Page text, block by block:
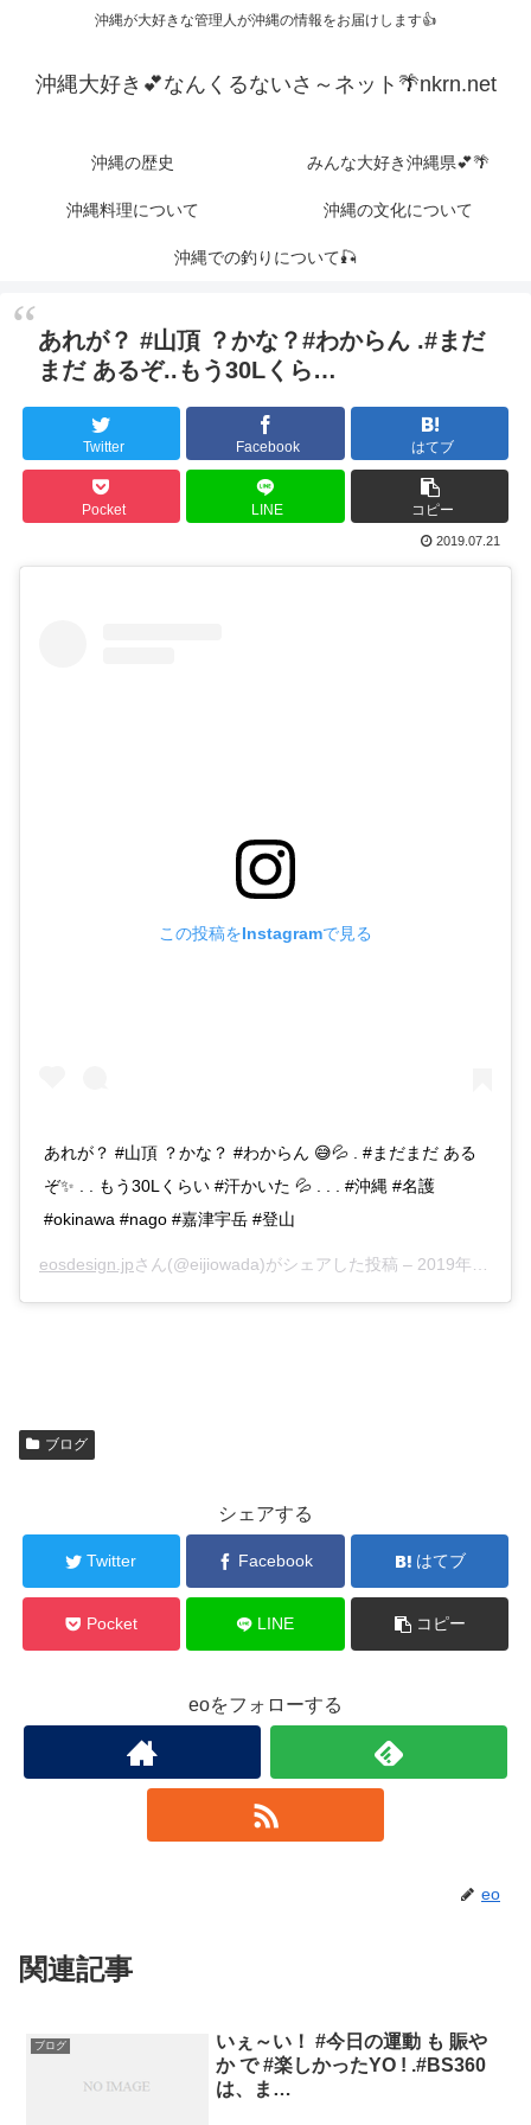
沖縄が大好きな管理人が沖縄の情報をお届けします👍
沖縄大好き💕なんくるないさ～ネット🌴nkrn.net
沖縄の歴史 みんな大好き沖縄県💕🌴
沖縄料理について 沖縄の文化について
沖縄での釣りについて🎣
あれが？ #山頂 ？かな？#わからん .#まだ
まだ あるぞ..もう30Lくら…
Twitter Facebook はてブ
Pocket LINE コピー
2019.07.21
この投稿をInstagramで見る
あれが？ #山頂 ？かな？ #わからん 😅💦 . #まだまだ ある
ぞ✨ . . もう30Lくらい #汗かいた 💦 . . . #沖縄 #名護
#okinawa #nago #嘉津宇岳 #登山
eosdesign.jpさん(@eijiowada)がシェアした投稿 – 2019年Jul月20日pm10時22分PDT
ブログ
シェアする
Twitter Facebook はてブ
Pocket LINE コピー
eoをフォローする
eo
関連記事
ブログ
いぇ～い！ #今日の運動 も 賑や
か で #楽しかったYO ! .#BS360
は、ま…